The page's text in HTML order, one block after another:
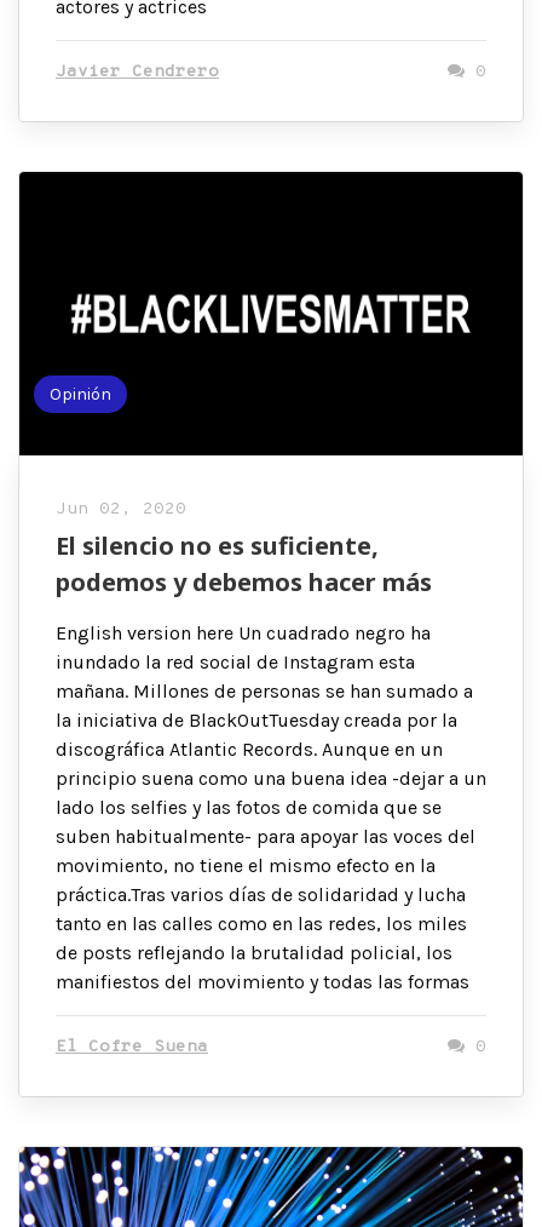
actores y actrices
Javier Cendrero 0
Opinión
Jun 02, 2020
El silencio no es suficiente,
podemos y debemos hacer más
English version here Un cuadrado negro ha
inundado la red social de Instagram esta
mañana. Millones de personas se han sumado a
la iniciativa de BlackOutTuesday creada por la
discográfica Atlantic Records. Aunque en un
principio suena como una buena idea -dejar a un
lado los selfies y las fotos de comida que se
suben habitualmente- para apoyar las voces del
movimiento, no tiene el mismo efecto en la
práctica.Tras varios días de solidaridad y lucha
tanto en las calles como en las redes, los miles
de posts reflejando la brutalidad policial, los
manifiestos del movimiento y todas las formas
El Cofre Suena 0